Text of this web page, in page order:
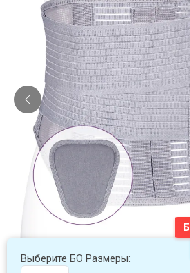
Выберите БО Размеры: